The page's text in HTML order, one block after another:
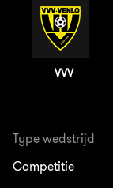
VVV
Type wedstrijd
Competitie